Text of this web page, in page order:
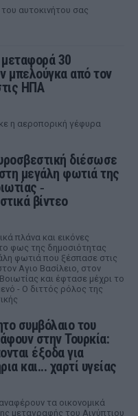
αυτοκινήτου σας
μεταφορά 30
μπελούγκα από τον
ΗΠΑ
η αεροπορική γέφυρα
διέσωσε
μεγάλη φωτιά της
‑
βίντεο
πλάνα και εικόνες
φως της δημοσιότητας
φωτιά που ξέσπασε στις
Αγιο Βασίλειο, στον
και έφτασε μέχρι το
- Ο διττός ρόλος της
συμβόλαιο του
στην Τουρκία:
έξοδα για
και... χαρτί υγείας
τα οικονομικά
μεταγραφής του Αιγύπτιου